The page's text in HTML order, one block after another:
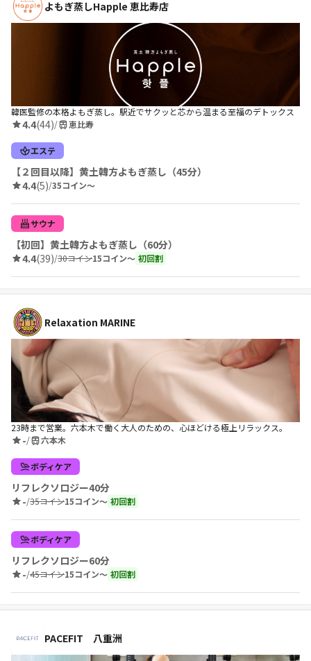
よもぎ蒸しHapple 恵比寿店
韓医監修の本格よもぎ蒸し。駅近でサクッと芯から温まる至福のデトックス
4.4(44)/ 恵比寿
エステ
【２回目以降】黄土韓方よもぎ蒸し（45分）
4.4(5)/35コイン〜
サウナ
【初回】黄土韓方よもぎ蒸し（60分）
4.4(39)/30コイン15コイン〜 初回割
Relaxation MARINE
23時まで営業。六本木で働く大人のための、心ほどける極上リラックス。
-/ 六本木
ボディケア
リフレクソロジー40分
-/35コイン15コイン〜 初回割
ボディケア
リフレクソロジー60分
-/45コイン15コイン〜 初回割
PACEFIT 八重洲